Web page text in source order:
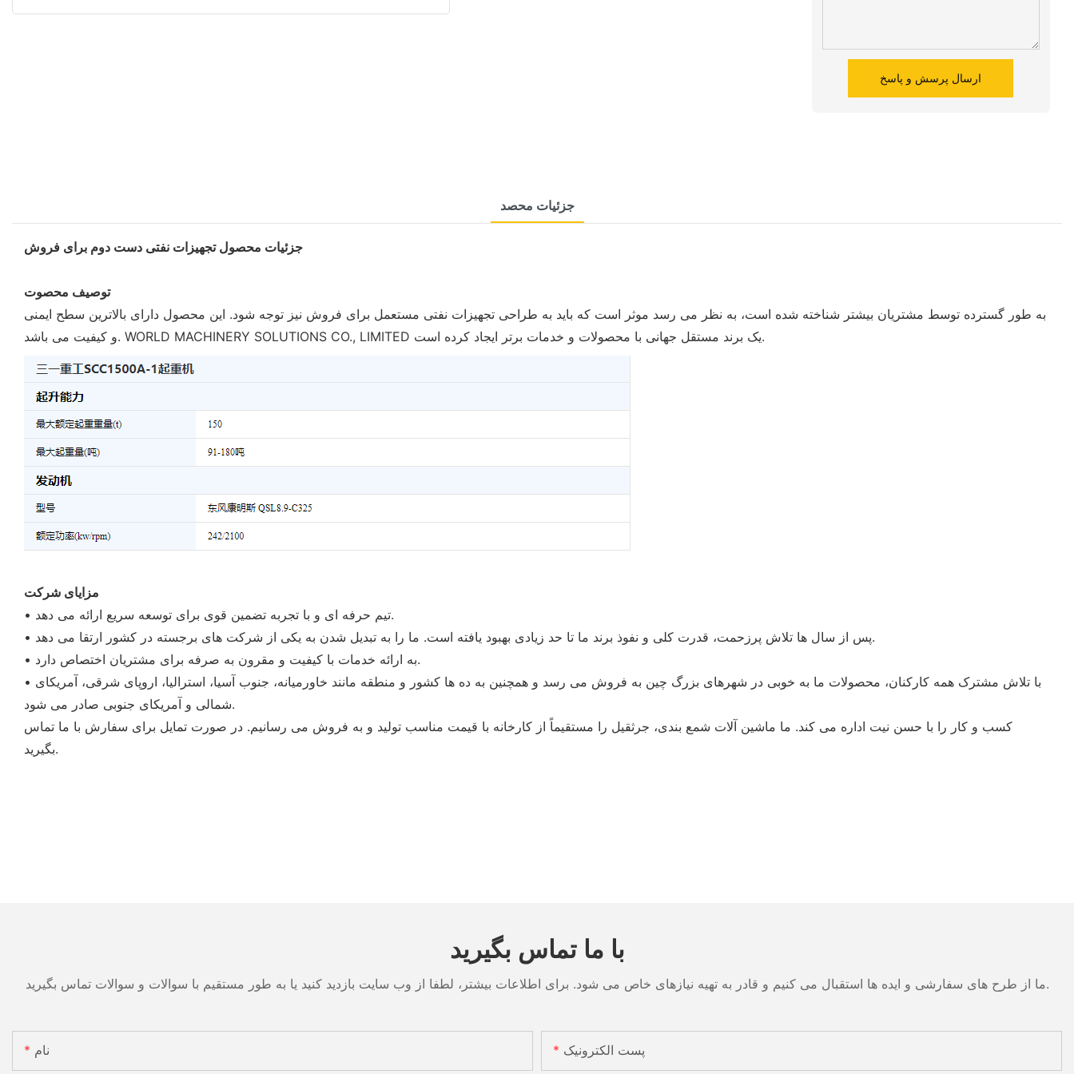
ارسال پرسش و پاسخ
جزئیات محصد
جزئیات محصول تجهیزات نفتی دست دوم برای فروش
توصیف محصوت
به طور گسترده توسط مشتریان بیشتر شناخته شده است، به نظر می رسد موثر است که باید به طراحی تجهیزات نفتی مستعمل برای فروش نیز توجه شود. این محصول دارای بالاترین سطح ایمنی
و کیفیت می باشد. WORLD MACHINERY SOLUTIONS CO., LIMITED یک برند مستقل جهانی با محصولات و خدمات برتر ایجاد کرده است.
مزایای شرکت
• تیم حرفه ای و با تجربه تضمین قوی برای توسعه سریع ارائه می دهد.
• پس از سال ها تلاش پرزحمت، قدرت کلی و نفوذ برند ما تا حد زیادی بهبود یافته است. ما را به تبدیل شدن به یکی از شرکت های برجسته در کشور ارتقا می دهد.
• به ارائه خدمات با کیفیت و مقرون به صرفه برای مشتریان اختصاص دارد.
• با تلاش مشترک همه کارکنان، محصولات ما به خوبی در شهرهای بزرگ چین به فروش می رسد و همچنین به ده ها کشور و منطقه مانند خاورمیانه، جنوب آسیا، استرالیا، اروپای شرقی، آمریکای
شمالی و آمریکای جنوبی صادر می شود.
کسب و کار را با حسن نیت اداره می کند. ما ماشین آلات شمع بندی، جرثقیل را مستقیماً از کارخانه با قیمت مناسب تولید و به فروش می رسانیم. در صورت تمایل برای سفارش با ما تماس
بگیرید.
با ما تماس بگیرید
ما از طرح های سفارشی و ایده ها استقبال می کنیم و قادر به تهیه نیازهای خاص می شود. برای اطلاعات بیشتر، لطفا از وب سایت بازدید کنید یا به طور مستقیم با سوالات و سوالات تماس بگیرید.
نام پست الکترونیک